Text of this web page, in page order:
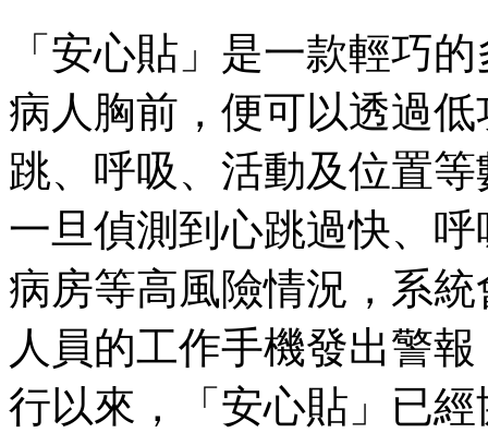
「安心貼」是一款輕巧
病人胸前，便可以透過
跳、呼吸、活動及位置
一旦偵測到心跳過快、
病房等高風險情況，系
人員的工作手機發出警
行以來，「安心貼」已